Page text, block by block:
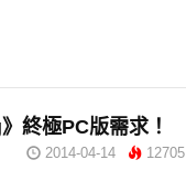
終極PC版需求！
2014-04-14 12705